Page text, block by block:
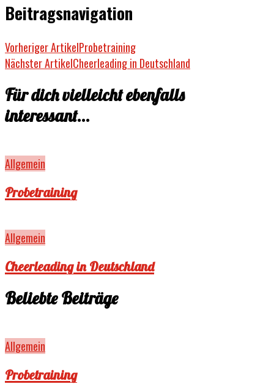
Beitragsnavigation
Vorheriger ArtikelProbetraining
Nächster ArtikelCheerleading in Deutschland
Für dich vielleicht ebenfalls
interessant...
Allgemein
Probetraining
Allgemein
Cheerleading in Deutschland
Beliebte Beiträge
Allgemein
Probetraining